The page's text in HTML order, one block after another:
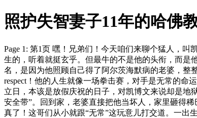
照护失智妻子11年的哈佛
Page 1: 第1页 嘿！兄弟们！今天咱们来聊个猛人，
生的，听着就挺玄乎。但最牛的不是他的头衔，而是
名，是因为他照顾自己得了阿尔茨海默病的老婆，整
respect！他的人生就像一场拳击赛，对手是无常的命
立日，本该是放假庆祝的日子，对凯博文来说却是地
安全带”。回到家，老婆直接把他当坏人，家里砸得
真了！这哥们从小就跟“无常”这玩意儿打交道。一